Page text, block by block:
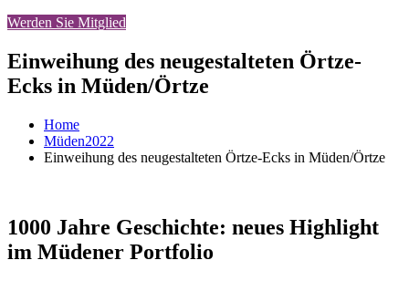
Werden Sie Mitglied
Einweihung des neugestalteten Örtze-
Ecks in Müden/Örtze
Home
Müden2022
Einweihung des neugestalteten Örtze-Ecks in Müden/Örtze
1000 Jahre Geschichte: neues Highlight
im Müdener Portfolio